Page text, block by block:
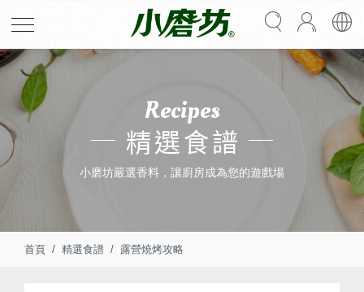
Recipes
精選食譜
小磨坊嚴選香料，讓廚房成為您的遊戲場
首頁 精選食譜 露營燒烤攻略